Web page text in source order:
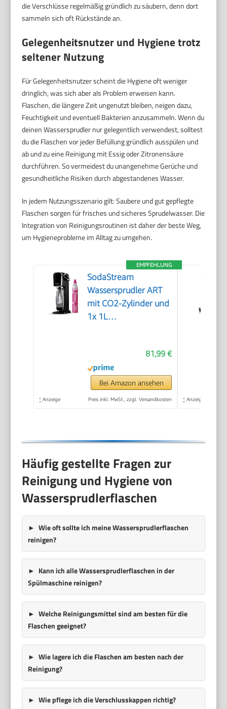
die Verschlüsse regelmäßig gründlich zu säubern, denn dort
sammeln sich oft Rückstände an.
Gelegenheitsnutzer und Hygiene trotz
seltener Nutzung
Für Gelegenheitsnutzer scheint die Hygiene oft weniger
dringlich, was sich aber als Problem erweisen kann.
Flaschen, die längere Zeit ungenutzt bleiben, neigen dazu,
Feuchtigkeit und eventuell Bakterien anzusammeln. Wenn du
deinen Wassersprudler nur gelegentlich verwendest, solltest
du die Flaschen vor jeder Befüllung gründlich ausspülen und
ab und zu eine Reinigung mit Essig oder Zitronensäure
durchführen. So vermeidest du unangenehme Gerüche und
gesundheitliche Risiken durch abgestandenes Wasser.
In jedem Nutzungsszenario gilt: Saubere und gut gepflegte
Flaschen sorgen für frisches und sicheres Sprudelwasser. Die
Integration von Reinigungsroutinen ist daher der beste Weg,
um Hygieneprobleme im Alltag zu umgehen.
EMPFEHLUNG
SodaStream
Wassersprudler ART
mit CO2-Zylinder und
1x 1L
Höhe 44cm, Schwarz,
44 cm
81,99 €
Bei Amazon ansehen
* Anzeige Preis inkl. MwSt., zzgl. Versandkosten * Anzeige
Häufig gestellte Fragen zur
Reinigung und Hygiene von
Wassersprudlerflaschen
Wie oft sollte ich meine Wassersprudlerflaschen
reinigen?
Kann ich alle Wassersprudlerflaschen in der
Spülmaschine reinigen?
Welche Reinigungsmittel sind am besten für die
Flaschen geeignet?
Wie lagere ich die Flaschen am besten nach der
Reinigung?
Wie pflege ich die Verschlusskappen richtig?